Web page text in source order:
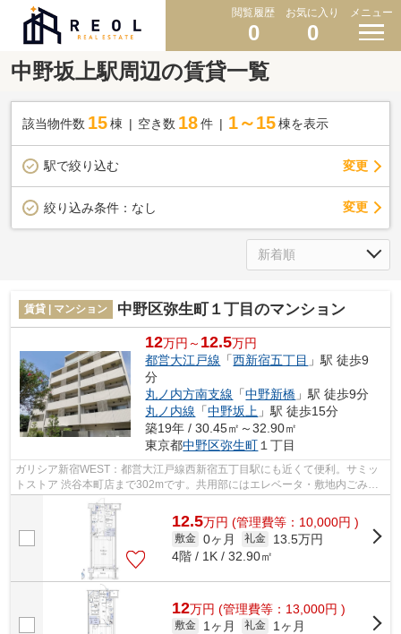
閲覧履歴
0
お気に入り
0
メニュー
中野坂上駅周辺の賃貸一覧
該当物件数 15棟 空き数 18 件 1～15 棟を表示
駅で絞り込む 変更
絞り込み条件： なし 変更
賃貸 | マンション 中野区弥生町１丁目のマンション
12万円～ 12.5万円
都営大江戸線 「西新宿五丁目 」駅 徒歩9
分
丸ノ内方南支線 「中野新橋 」駅 徒歩9分
丸ノ内線 「中野坂上 」駅 徒歩15分
築19年 / 30.45㎡～32.90㎡
東京都中野区弥生町１丁目
ガリシア新宿WEST：都営大江戸線西新宿五丁目駅にも近くて便利。サミッ
トストア 渋谷本町店まで302mです。共用部にはエレベータ・敷地内ごみ置
き場などが揃っております。2駅利用可能...
12.5万円 (管理費等：10,000円 )
敷金 0ヶ月 礼金
13.5万円
4階 / 1K / 32.90㎡
12万円 (管理費等：13,000円 )
敷金 1ヶ月 礼金
1ヶ月